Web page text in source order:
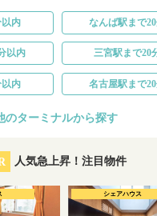
内 なんば駅まで
以内 三宮駅まで20
内 名古屋駅まで
のターミナルから探す
人気急上昇！注目物件
シェアハウス